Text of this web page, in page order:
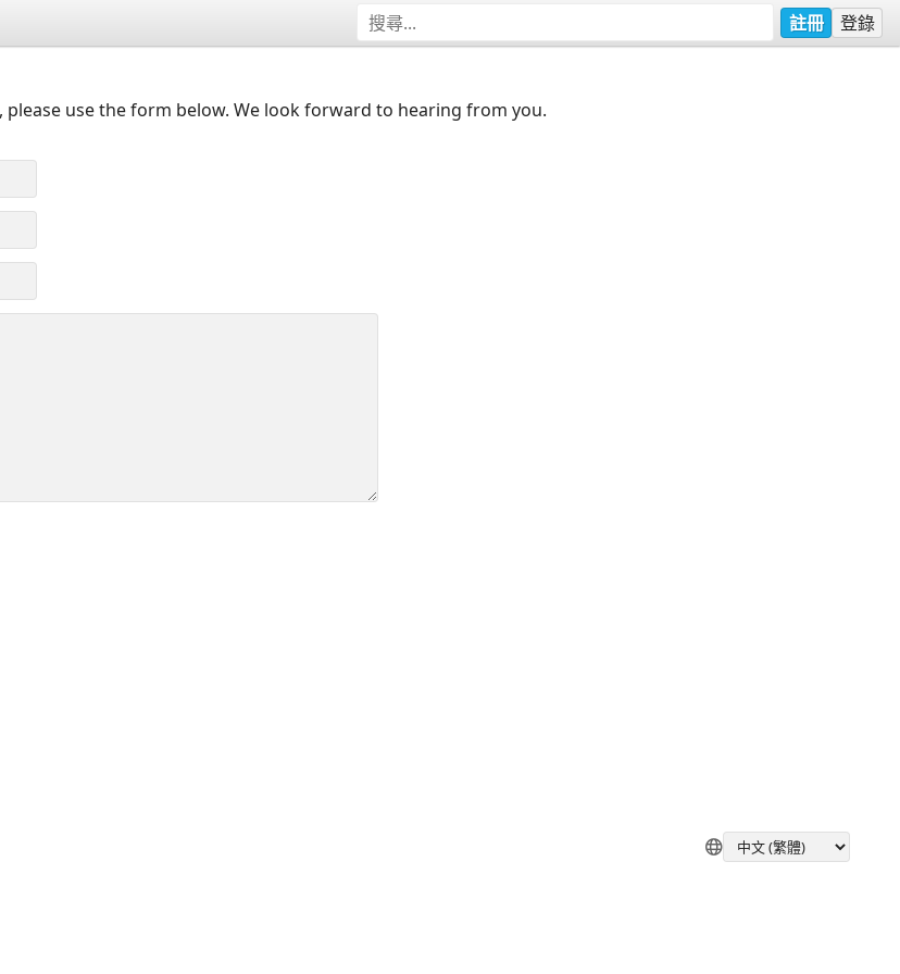
註冊 登錄
use the form below. We look forward to hearing from you.